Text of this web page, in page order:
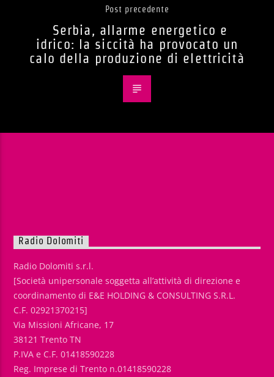
Post precedente
Serbia, allarme energetico e
idrico: la siccità ha provocato un
calo della produzione di elettricità
Radio Dolomiti
Radio Dolomiti s.r.l.
[Società unipersonale soggetta all’attività di direzione e
coordinamento di E&E HOLDING & CONSULTING S.R.L.
C.F. 02921370215]
Via Missioni Africane, 17
38121 Trento TN
P.IVA e C.F. 01418590228
Reg. Imprese di Trento n.01418590228